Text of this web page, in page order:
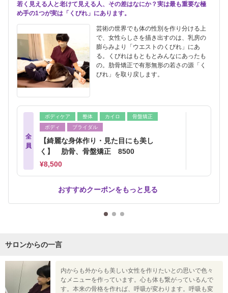
若く見える人と老けて見える人、その差はなにか？実は最も重要な極
め手の1つが実は「くびれ」にあります。
芸術の世界でも体の性別を作り分ける上
で、女性らしさを描き出すのは、乳房の
膨らみより「ウエストのくびれ」にあ
る。くびれはもともとみんなにあったも
の。肋骨矯正で有形無形の若さの源「く
びれ」を取り戻します。
全
員
ボディケア 整体 カイロ
骨盤矯正
ボディ
ブライダル
【綺麗な身体作り・見た目にも美し
く】 肋骨、骨盤矯正 8500
¥8,500
おすすめクーポンをもっと見る
サロンからの一言
内からも外からも美しい女性を作りたいとの思いで色々
なメニューを作っています。心も体も繋がっているんで
す。本来の骨格を作れば、呼吸が変わります。呼吸も変